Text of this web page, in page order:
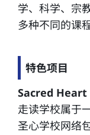
学、科学、宗
多种不同的课
特色项目
Sacred
走读学校属于
圣心学校网络